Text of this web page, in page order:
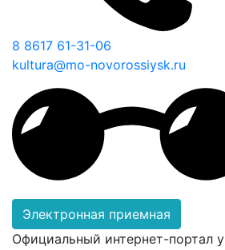
8 8617 61-31-06
kultura@mo-novorossiysk.ru
Электронная приемная
Официальный интернет-портал